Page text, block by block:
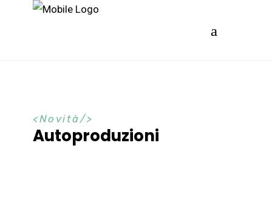
Novità
Autoproduzioni